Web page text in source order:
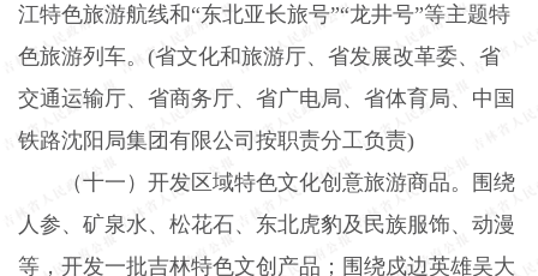
江特色旅游航线和“东北亚长旅号”“龙井号”等主题特
色旅游列车。 (省文化和旅游厅、省发展改革委、省
交通运输厅、省商务厅、省广电局、省体育局、中国
铁路沈阳局集团有限公司按职责分工负责)
（十一）开发区域特色文化创意旅游商品。 围绕
人参、矿泉水、松花石、东北虎豹及民族服饰、动漫
等，开发一批吉林特色文创产品；围绕戍边英雄吴大